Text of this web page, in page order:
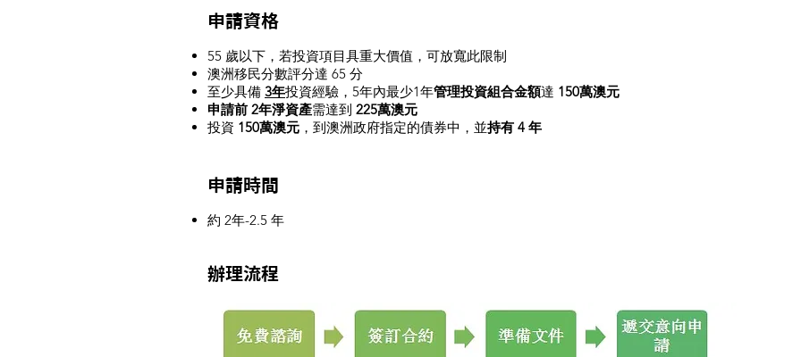
申請資格
55 歲以下，若投資項目具重大價值，可放寬此限制
澳洲移民分數評分達 65 分
至少具備 3年投資經驗，5年內最少1年管理投資組合金額達 150萬澳元
申請前 2年淨資產需達到 225萬澳元
投資 150萬澳元 ，到澳洲政府指定的債券中，並持有 4 年
申請時間
約 2年-2.5 年
辦理流程